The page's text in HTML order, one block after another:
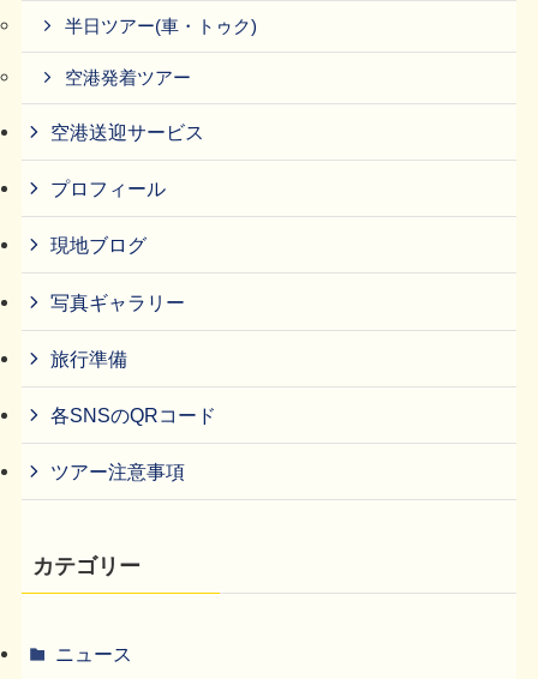
半日ツアー(車・トゥク)
空港発着ツアー
空港送迎サービス
プロフィール
現地ブログ
写真ギャラリー
旅行準備
各SNSのQRコード
ツアー注意事項
カテゴリー
ニュース